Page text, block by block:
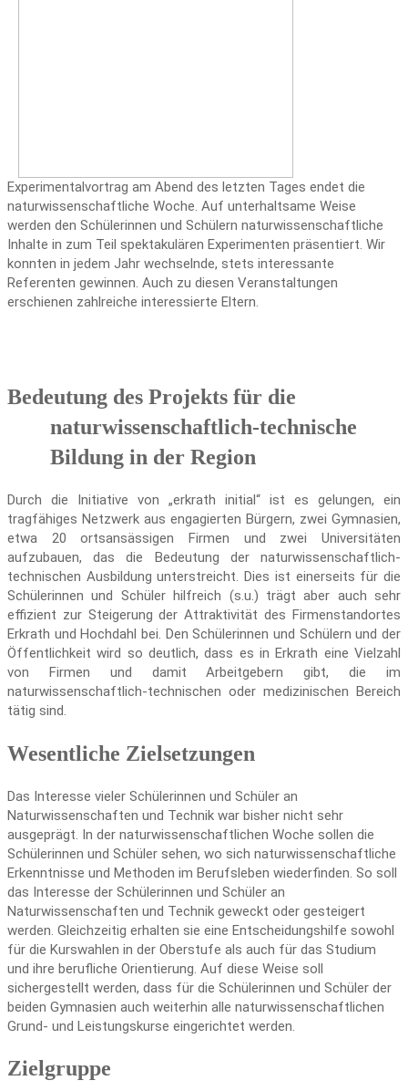
Experimentalvortrag am Abend des letzten Tages endet die
naturwissenschaftliche Woche. Auf unterhaltsame Weise
werden den Schülerinnen und Schülern naturwissenschaftliche
Inhalte in zum Teil spektakulären Experimenten präsentiert. Wir
konnten in jedem Jahr wechselnde, stets interessante
Referenten gewinnen. Auch zu diesen Veranstaltungen
erschienen zahlreiche interessierte Eltern.
Bedeutung des Projekts für die
naturwissenschaftlich-technische
Bildung in der Region
Durch die Initiative von „erkrath initial“ ist es gelungen, ein
tragfähiges Netzwerk aus engagierten Bürgern, zwei Gymnasien,
etwa 20 ortsansässigen Firmen und zwei Universitäten
aufzubauen, das die Bedeutung der naturwissenschaftlich-
technischen Ausbildung unterstreicht. Dies ist einerseits für die
Schülerinnen und Schüler hilfreich (s.u.) trägt aber auch sehr
effizient zur Steigerung der Attraktivität des Firmenstandortes
Erkrath und Hochdahl bei. Den Schülerinnen und Schülern und der
Öffentlichkeit wird so deutlich, dass es in Erkrath eine Vielzahl
von Firmen und damit Arbeitgebern gibt, die im
naturwissenschaftlich-technischen oder medizinischen Bereich
tätig sind.
Wesentliche Zielsetzungen
Das Interesse vieler Schülerinnen und Schüler an
Naturwissenschaften und Technik war bisher nicht sehr
ausgeprägt. In der naturwissenschaftlichen Woche sollen die
Schülerinnen und Schüler sehen, wo sich naturwissenschaftliche
Erkenntnisse und Methoden im Berufsleben wiederfinden. So soll
das Interesse der Schülerinnen und Schüler an
Naturwissenschaften und Technik geweckt oder gesteigert
werden. Gleichzeitig erhalten sie eine Entscheidungshilfe sowohl
für die Kurswahlen in der Oberstufe als auch für das Studium
und ihre berufliche Orientierung. Auf diese Weise soll
sichergestellt werden, dass für die Schülerinnen und Schüler der
beiden Gymnasien auch weiterhin alle naturwissenschaftlichen
Grund- und Leistungskurse eingerichtet werden.
Zielgruppe